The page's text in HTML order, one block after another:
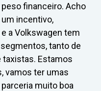
financeiro. Acho
incentivo,
a Volkswagen tem
tanto de
taxistas. Estamos
vamos ter umas
muito boa